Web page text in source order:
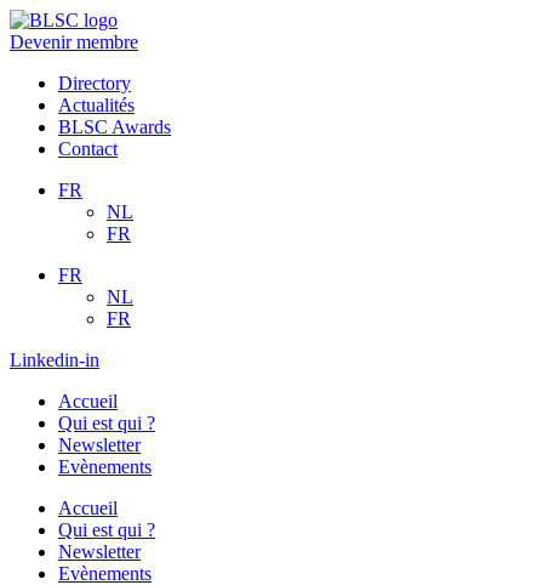
Aller
au
Devenir membre
Directory
Actualités
BLSC Awards
Contact
FR
NL
FR
FR
NL
FR
Linkedin-in
Accueil
Qui est qui ?
Newsletter
Evènements
Accueil
Qui est qui ?
Newsletter
Evènements